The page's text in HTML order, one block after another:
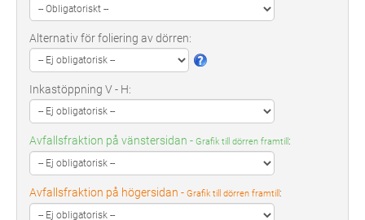
Alternativ för foliering av dörren:
Inkastöppning V - H:
Avfallsfraktion på vänstersidan - Grafik till dörren framtill :
Avfallsfraktion på högersidan - Grafik till dörren framtill :